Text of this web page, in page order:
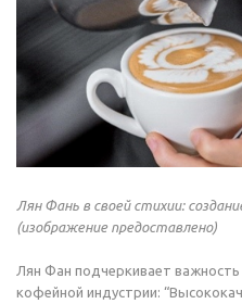
Лян Фань в своей стихии:
(изображение предоставлено)
Лян Фан подчеркивает
кофейной индустрии: